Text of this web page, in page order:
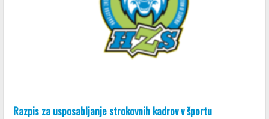
Razpis za usposabljanje strokovnih kadrov v športu